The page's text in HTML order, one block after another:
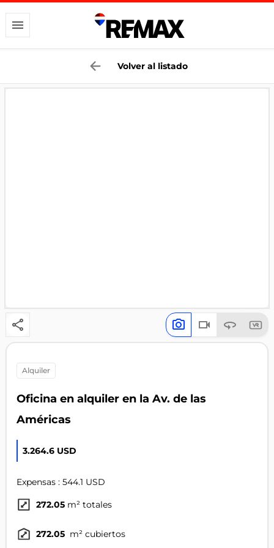
Volver al listado
alquiler
Oficina en alquiler en la Av. de las
Américas
3.264.6 USD
Expensas : 544.1 USD
272.05 m² totales
272.05 m² cubiertos